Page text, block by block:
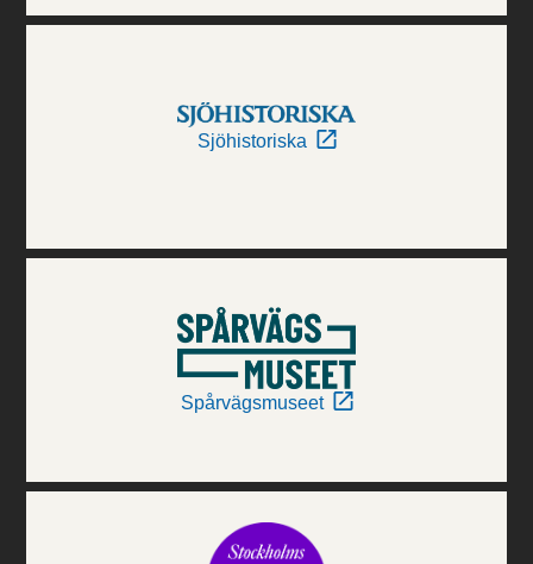
Sjöhistoriska
Spårvägsmuseet